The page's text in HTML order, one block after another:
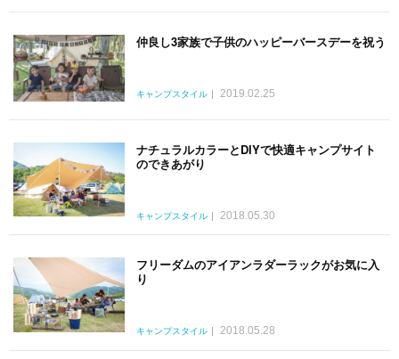
仲良し3家族で子供のハッピーバースデーを祝う
キャンプスタイル 2019.02.25
ナチュラルカラーとDIYで快適キャンプサイト
のできあがり
キャンプスタイル 2018.05.30
フリーダムのアイアンラダーラックがお気に入
り
キャンプスタイル 2018.05.28